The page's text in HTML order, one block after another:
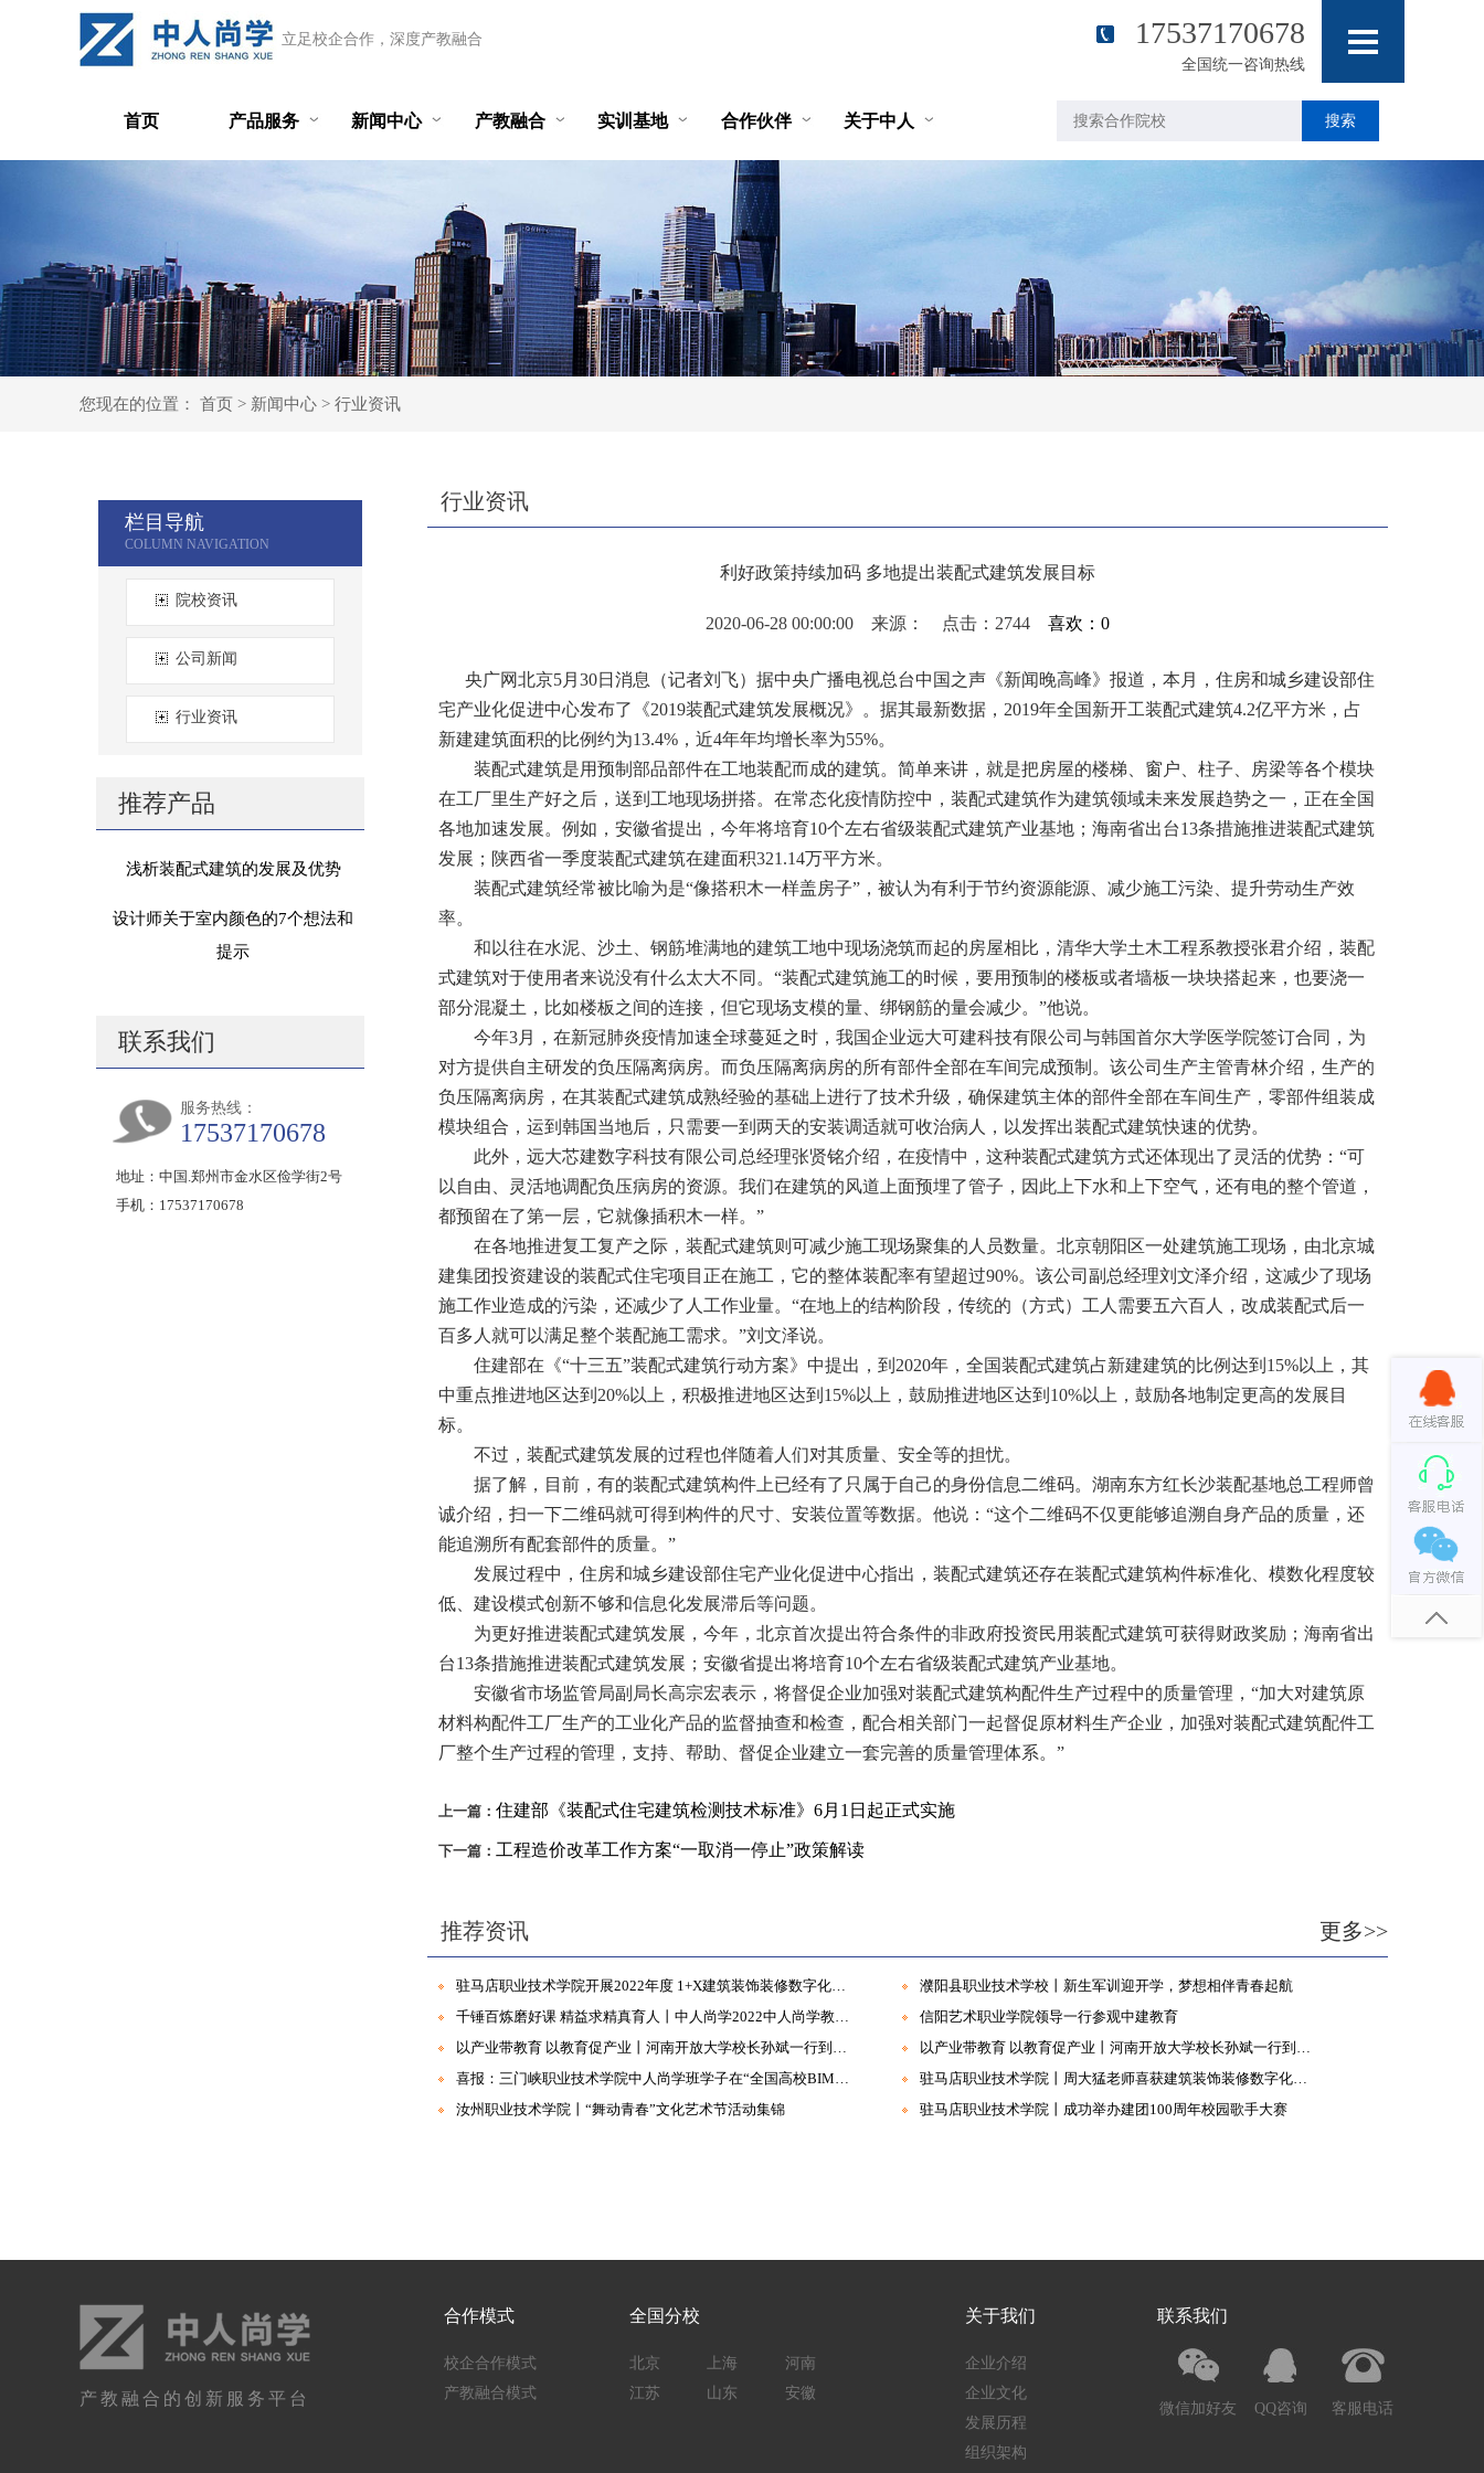
立足校企合作，深度产教融合 17537170678
全国统一咨询热线
首页 产品服务 新闻中心 产教融合 实训基地 合作伙伴 关于中人
您现在的位置： 首页 > 新闻中心 > 行业资讯
栏目导航
院校资讯
公司新闻
行业资讯
推荐产品
浅析装配式建筑的发展及优势
设计师关于室内颜色的7个想法和
提示
联系我们
服务热线：
17537170678
地址：中国.郑州市金水区俭学街2号
手机：17537170678
行业资讯
利好政策持续加码 多地提出装配式建筑发展目标
2020-06-28 00:00:00 来源： 点击：2744 喜欢： 0
央广网北京5月30日消息（记者刘飞）据中央广播电视总台中国之声《新闻晚高峰》报道，本月，住房和城乡建设部住
宅产业化促进中心发布了《2019装配式建筑发展概况》。据其最新数据，2019年全国新开工装配式建筑4.2亿平方米，占
新建建筑面积的比例约为13.4%，近4年年均增长率为55%。
装配式建筑是用预制部品部件在工地装配而成的建筑。简单来讲，就是把房屋的楼梯、窗户、柱子、房梁等各个模块
在工厂里生产好之后，送到工地现场拼搭。在常态化疫情防控中，装配式建筑作为建筑领域未来发展趋势之一，正在全国
各地加速发展。例如，安徽省提出，今年将培育10个左右省级装配式建筑产业基地；海南省出台13条措施推进装配式建筑
发展；陕西省一季度装配式建筑在建面积321.14万平方米。
装配式建筑经常被比喻为是“像搭积木一样盖房子”，被认为有利于节约资源能源、减少施工污染、提升劳动生产效
率。
和以往在水泥、沙土、钢筋堆满地的建筑工地中现场浇筑而起的房屋相比，清华大学土木工程系教授张君介绍，装配
式建筑对于使用者来说没有什么太大不同。“装配式建筑施工的时候，要用预制的楼板或者墙板一块块搭起来，也要浇一
部分混凝土，比如楼板之间的连接，但它现场支模的量、绑钢筋的量会减少。”他说。
今年3月，在新冠肺炎疫情加速全球蔓延之时，我国企业远大可建科技有限公司与韩国首尔大学医学院签订合同，为
对方提供自主研发的负压隔离病房。而负压隔离病房的所有部件全部在车间完成预制。该公司生产主管青林介绍，生产的
负压隔离病房，在其装配式建筑成熟经验的基础上进行了技术升级，确保建筑主体的部件全部在车间生产，零部件组装成
模块组合，运到韩国当地后，只需要一到两天的安装调适就可收治病人，以发挥出装配式建筑快速的优势。
此外，远大芯建数字科技有限公司总经理张贤铭介绍，在疫情中，这种装配式建筑方式还体现出了灵活的优势：“可
以自由、灵活地调配负压病房的资源。我们在建筑的风道上面预埋了管子，因此上下水和上下空气，还有电的整个管道，
都预留在了第一层，它就像插积木一样。”
在各地推进复工复产之际，装配式建筑则可减少施工现场聚集的人员数量。北京朝阳区一处建筑施工现场，由北京城
建集团投资建设的装配式住宅项目正在施工，它的整体装配率有望超过90%。该公司副总经理刘文泽介绍，这减少了现场
施工作业造成的污染，还减少了人工作业量。“在地上的结构阶段，传统的（方式）工人需要五六百人，改成装配式后一
百多人就可以满足整个装配施工需求。”刘文泽说。
住建部在《“十三五”装配式建筑行动方案》中提出，到2020年，全国装配式建筑占新建建筑的比例达到15%以上，其
中重点推进地区达到20%以上，积极推进地区达到15%以上，鼓励推进地区达到10%以上，鼓励各地制定更高的发展目
标。
不过，装配式建筑发展的过程也伴随着人们对其质量、安全等的担忧。
据了解，目前，有的装配式建筑构件上已经有了只属于自己的身份信息二维码。湖南东方红长沙装配基地总工程师曾
诚介绍，扫一下二维码就可得到构件的尺寸、安装位置等数据。他说：“这个二维码不仅更能够追溯自身产品的质量，还
能追溯所有配套部件的质量。”
发展过程中，住房和城乡建设部住宅产业化促进中心指出，装配式建筑还存在装配式建筑构件标准化、模数化程度较
低、建设模式创新不够和信息化发展滞后等问题。
为更好推进装配式建筑发展，今年，北京首次提出符合条件的非政府投资民用装配式建筑可获得财政奖励；海南省出
台13条措施推进装配式建筑发展；安徽省提出将培育10个左右省级装配式建筑产业基地。
安徽省市场监管局副局长高宗宏表示，将督促企业加强对装配式建筑构配件生产过程中的质量管理，“加大对建筑原
材料构配件工厂生产的工业化产品的监督抽查和检查，配合相关部门一起督促原材料生产企业，加强对装配式建筑配件工
厂整个生产过程的管理，支持、帮助、督促企业建立一套完善的质量管理体系。”
上一篇： 住建部《装配式住宅建筑检测技术标准》6月1日起正式实施
下一篇： 工程造价改革工作方案“一取消一停止”政策解读
推荐资讯 更多>>
驻马店职业技术学院开展2022年度 1+X建筑装饰装修数字化设计职业技能等级证书考试
濮阳县职业技术学校丨新生军训迎开学，梦想相伴青春起航
千锤百炼磨好课 精益求精真育人丨中人尚学2022中人尚学教学岗位暑期集训营圆满结束
信阳艺术职业学院领导一行参观中建教育
以产业带教育 以教育促产业丨河南开放大学校长孙斌一行到访中建教育集团
以产业带教育 以教育促产业丨河南开放大学校长孙斌一行到访中建教育集团
喜报：三门峡职业技术学院中人尚学班学子在“全国高校BIM毕业设计大赛”中首创佳绩
驻马店职业技术学院丨周大猛老师喜获建筑装饰装修数字化设计职业技能等级证书及考评员培训资格
汝州职业技术学院丨“舞动青春”文化艺术节活动集锦
驻马店职业技术学院丨成功举办建团100周年校园歌手大赛
产教融合的创新服务平台
合作模式
校企合作模式
产教融合模式
全国分校
北京 上海
河南
江苏
山东 安徽
关于我们
企业介绍
企业文化
发展历程
组织架构
联系我们
微信加好友 QQ咨询 客服电话